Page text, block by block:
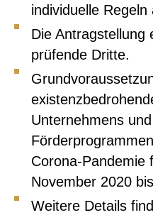
individuelle Regeln
Die Antragstellung
prüfende Dritte.
Unternehmens
Corona-Pandemie
November 2020
Weitere Details